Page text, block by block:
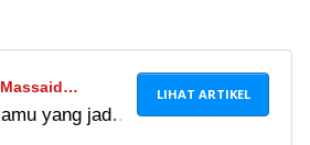
Kasih
yang jadi
LIHAT ARTIKEL